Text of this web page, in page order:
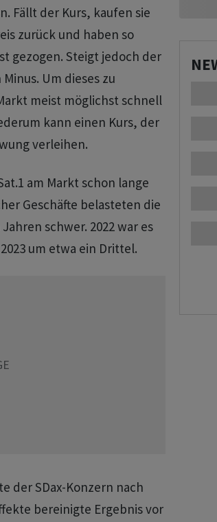
Fällt der Kurs, kaufen sie
zurück und haben so
gezogen. Steigt jedoch der
Um dieses zu
meist möglichst schnell
kann einen Kurs, der
verleihen.
am Markt schon lange
Geschäfte belasteten die
schwer. 2022 war es
um etwa ein Drittel.
der SDax-Konzern nach
bereinigte Ergebnis vor